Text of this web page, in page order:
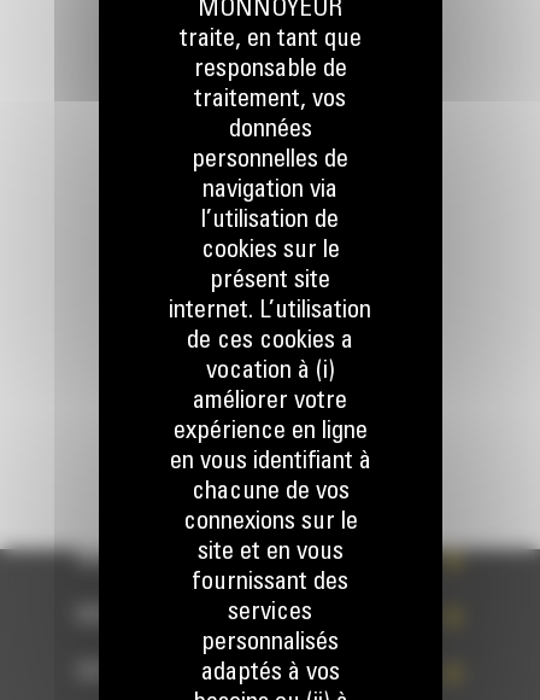
RESTONS EN CONTACT
Appelez-nous
078 157 767
Écrivez-nous
ENVOYER LA DEMANDE
WHAT’S NEW?
NOS RÉFÉRENCES
MONNOYEUR
traite, en tant que
responsable de
traitement, vos
données
personnelles de
navigation via
l’utilisation de
cookies sur le
présent site
internet. L’utilisation
de ces cookies a
vocation à (i)
améliorer votre
expérience en ligne
en vous identifiant à
chacune de vos
connexions sur le
site et en vous
fournissant des
services
personnalisés
adaptés à vos